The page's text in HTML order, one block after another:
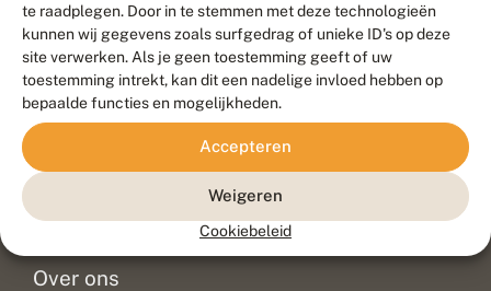
te raadplegen. Door in te stemmen met deze technologieën
kunnen wij gegevens zoals surfgedrag of unieke ID's op deze
site verwerken. Als je geen toestemming geeft of uw
toestemming intrekt, kan dit een nadelige invloed hebben op
bepaalde functies en mogelijkheden.
Accepteren
Weigeren
Cookiebeleid
Contact
Veelgestelde vragen
Doneer
Over ons
Meld waarnemingen© 2026 Vlinderstichting
Duurzaam ontwikkeld door
Go2People
, ontworpen door
Blue Field Agency
Privacy
Disclaimer
Sitemap